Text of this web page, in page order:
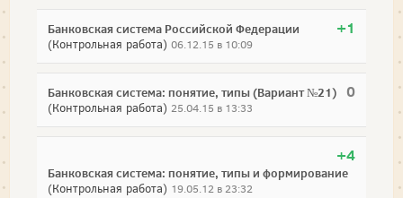
+1
Банковская система Российской Федерации
(Контрольная работа) 06.12.15 в 10:09
0
Банковская система: понятие, типы (Вариант №21)
(Контрольная работа) 25.04.15 в 13:33
+4
Банковская система: понятие, типы и формирование
(Контрольная работа) 19.05.12 в 23:32